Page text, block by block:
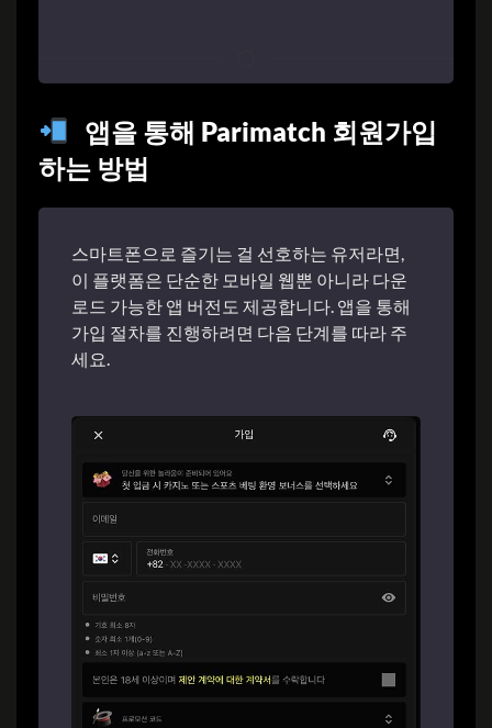
앱을 통해 Parimatch 회원가입
하는 방법
스마트폰으로 즐기는 걸 선호하는 유저라면,
이 플랫폼은 단순한 모바일 웹뿐 아니라 다운
로드 가능한 앱 버전도 제공합니다. 앱을 통해
가입 절차를 진행하려면 다음 단계를 따라 주
세요.